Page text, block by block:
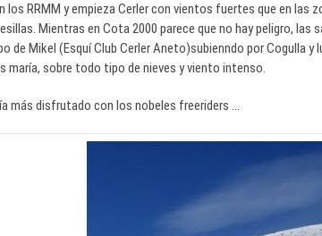
los RRMM y empieza Cerler con vientos fuertes que en las
Mientras en Cota 2000 parece que no hay peligro,
de Mikel (Esquí Club Cerler Aneto)subienndo por Cogulla
maría, sobre todo tipo de nieves y viento intenso.
más disfrutado con los nobeles freeriders …